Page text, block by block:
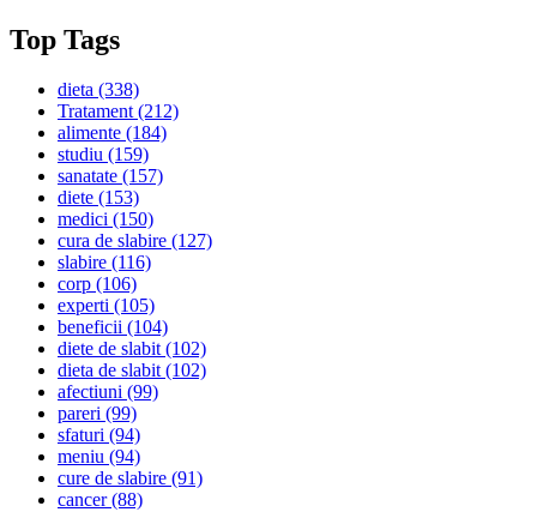
Top Tags
dieta (338)
Tratament(212)
alimente (184)
studiu (159)
sanatate (157)
diete (153)
medici (150)
cura de slabire (127)
slabire (116)
corp (106)
experti (105)
beneficii (104)
diete de slabit(102)
dieta de slabit(102)
afectiuni (99)
pareri (99)
sfaturi (94)
meniu (94)
cure de slabire (91)
cancer(88)